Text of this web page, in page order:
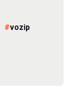
vozip